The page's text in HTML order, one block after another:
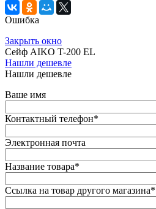
Ошибка
Закрыть окно
Сейф AIKO T-200 EL
Нашли дешевле
Нашли дешевле
Ваше имя
Контактный телефон*
Электронная почта
Название товара*
Ссылка на товар другого магазина*